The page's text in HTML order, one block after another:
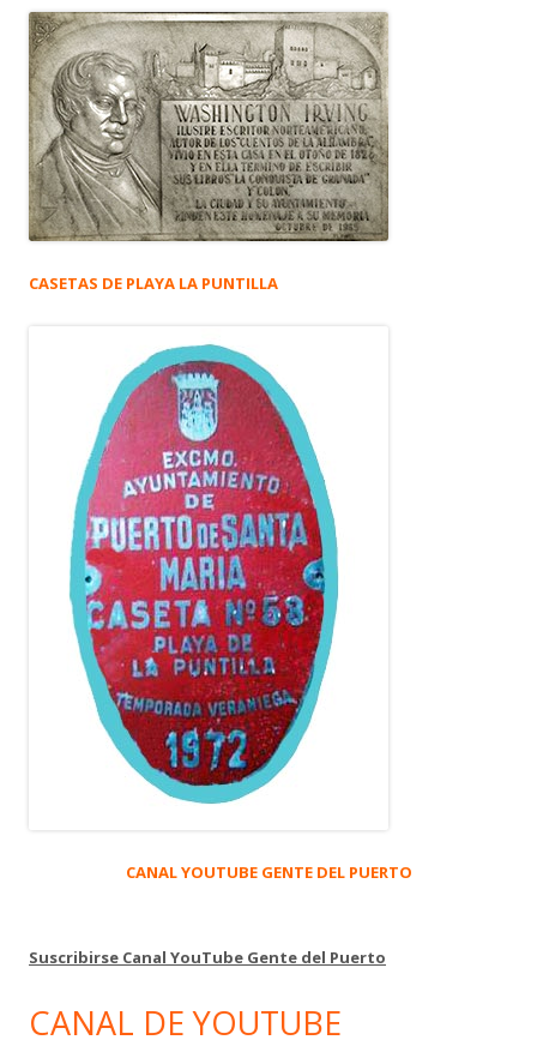
CASETAS DE PLAYA LA PUNTILLA
CANAL YOUTUBE GENTE DEL PUERTO
Suscribirse Canal YouTube Gente del Puerto
CANAL DE YOUTUBE